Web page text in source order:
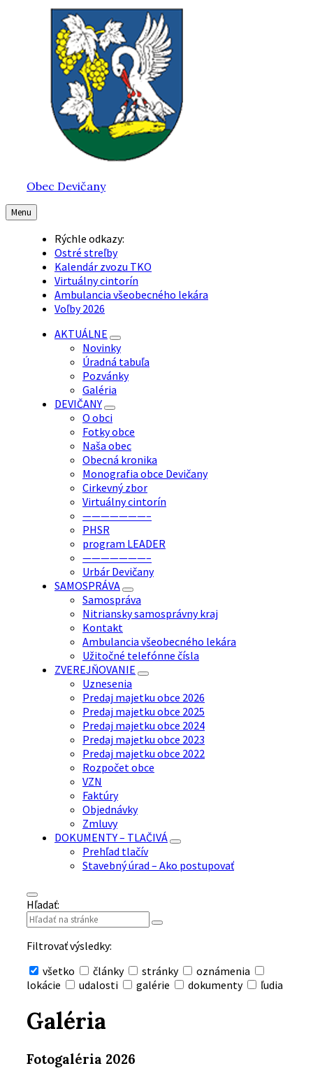
Obec Devičany
Menu
Rýchle odkazy:
Ostré streľby
Kalendár zvozu TKO
Virtuálny cintorín
Ambulancia všeobecného lekára
Voľby 2026
AKTUÁLNE
Novinky
Úradná tabuľa
Pozvánky
Galéria
DEVIČANY
O obci
Fotky obce
Naša obec
Obecná kronika
Monografia obce Devičany
Cirkevný zbor
Virtuálny cintorín
———————–
PHSR
program LEADER
———————–
Urbár Devičany
SAMOSPRÁVA
Samospráva
Nitriansky samosprávny kraj
Kontakt
Ambulancia všeobecného lekára
Užitočné telefónne čísla
ZVEREJŇOVANIE
Uznesenia
Predaj majetku obce 2026
Predaj majetku obce 2025
Predaj majetku obce 2024
Predaj majetku obce 2023
Predaj majetku obce 2022
Rozpočet obce
VZN
Faktúry
Objednávky
Zmluvy
DOKUMENTY – TLAČIVÁ
Prehľad tlačív
Stavebný úrad – Ako postupovať
Hľadať:
Filtrovať výsledky:
všetko
články stránky
oznámenia
lokácie
udalosti galérie dokumenty ľudia
vyhľadávanie
Galéria
Fotogaléria 2026